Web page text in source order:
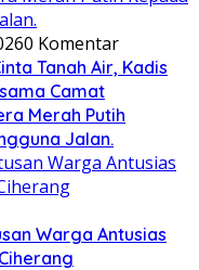
0 Komentar
Tanah Air, Kadis
Camat
Merah Putih
Jalan.
Warga Antusias